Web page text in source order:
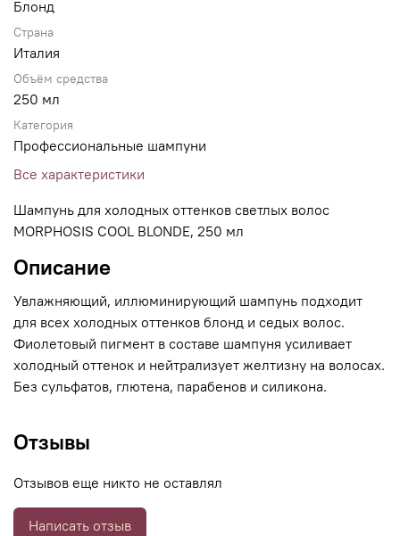
Блонд
Страна
Италия
Объём средства
250 мл
Категория
Профессиональные шампуни
Все характеристики
Шампунь для холодных оттенков светлых волос
MORPHOSIS COOL BLONDE, 250 мл
Описание
Увлажняющий, иллюминирующий шампунь подходит
для всех холодных оттенков блонд и седых волос.
Фиолетовый пигмент в составе шампуня усиливает
холодный оттенок и нейтрализует желтизну на волосах.
Без сульфатов, глютена, парабенов и силикона.
Отзывы
Отзывов еще никто не оставлял
Написать отзыв